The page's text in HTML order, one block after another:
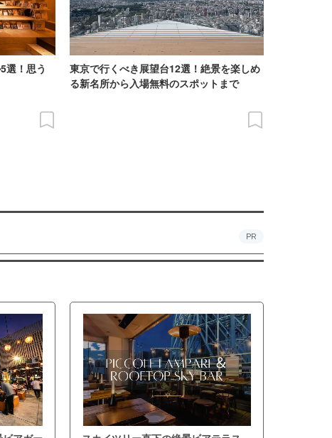
選！思う
東京で行くべき展望台12選！絶景を楽しめ
る新名所から入場無料のスポットまで
PR